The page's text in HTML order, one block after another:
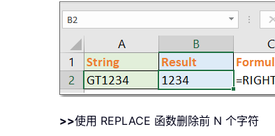
>>使用 REPLACE 函数删除前 N 个字符